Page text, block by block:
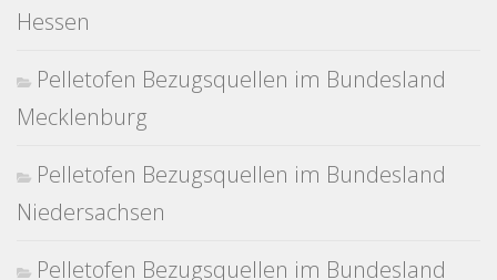
Hessen
Pelletofen Bezugsquellen im Bundesland
Mecklenburg
Pelletofen Bezugsquellen im Bundesland
Niedersachsen
Pelletofen Bezugsquellen im Bundesland